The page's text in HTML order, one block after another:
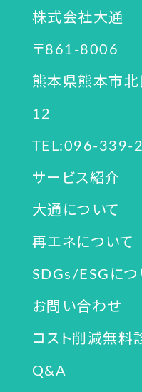
株式会社大通
〒861-8006
熊本県熊本市
12
TEL:096-339-
サービス紹介
大通について
再エネについて
SDGs/ESGにつ
お問い合わせ
コスト削減無料
Q&A